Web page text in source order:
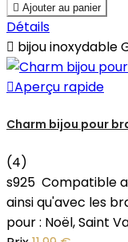
 Ajouter au panier
Détails
 bijou inoxydable
Aperçu rapide
Charm bijou pour
(4)
s925 Compatible
ainsi qu'avec les
pour : Noël, Saint